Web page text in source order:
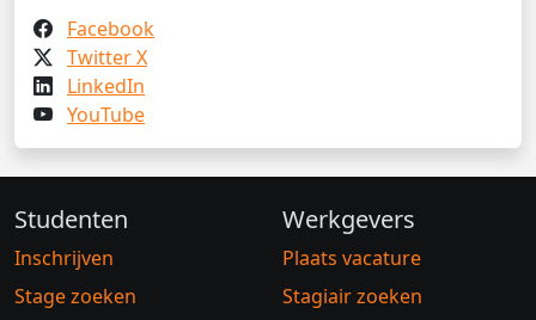
Facebook
Twitter X
LinkedIn
YouTube
Studenten
Inschrijven
Stage zoeken
Werkgevers
Plaats vacature
Stagiair zoeken